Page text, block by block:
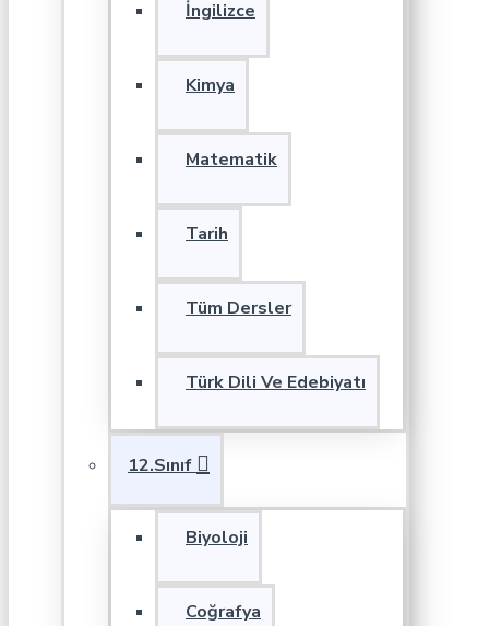
İngilizce
Kimya
Matematik
Tarih
Tüm Dersler
Türk Dili Ve Edebiyatı
12.Sınıf
Biyoloji
Coğrafya